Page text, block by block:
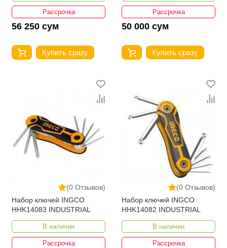
Рассрочка
56 250 сум
Купить сразу
Рассрочка
50 000 сум
Купить сразу
(0 Отзывов)
Набор ключей INGCO
HHK14083 INDUSTRIAL
В наличии
Рассрочка
(0 Отзывов)
Набор ключей INGCO
HHK14082 INDUSTRIAL
В наличии
Рассрочка